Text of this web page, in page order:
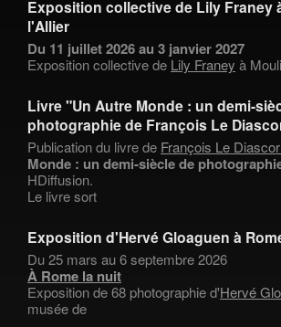
Exposition collective de Lily Franey
l'Allier
Du 11 juillet 2026 au 3 janvier 2027
Exposition collective de Lily Franey à
Livre "Un Autre Monde : un demi-
photographie de François Le
Publication du livre de François Le
Monde : un demi-siècle de
HDiffusion.
Le livre sort
Exposition d'Hervé Gloaguen à
Du 25 mars au 6 septembre 2026
À Rome la nuit
Exposition de 68 photographie d'Hervé
musée de